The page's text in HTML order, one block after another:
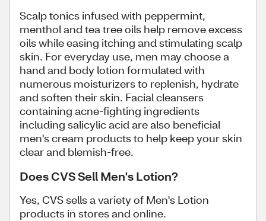
Scalp tonics infused with peppermint,
menthol and tea tree oils help remove excess
oils while easing itching and stimulating scalp
skin. For everyday use, men may choose a
hand and body lotion formulated with
numerous moisturizers to replenish, hydrate
and soften their skin. Facial cleansers
containing acne-fighting ingredients
including salicylic acid are also beneficial
men's cream products to help keep your skin
clear and blemish-free.
Does CVS Sell Men's Lotion?
Yes, CVS sells a variety of Men's Lotion
products in stores and online.